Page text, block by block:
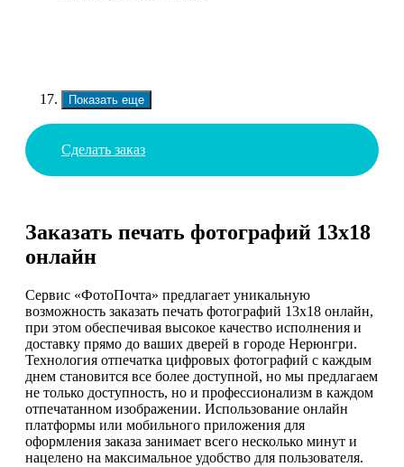
Показать еще
Сделать заказ
Заказать печать фотографий 13х18
онлайн
Сервис «ФотоПочта» предлагает уникальную
возможность заказать печать фотографий 13х18 онлайн,
при этом обеспечивая высокое качество исполнения и
доставку прямо до ваших дверей в городе Нерюнгри.
Технология отпечатка цифровых фотографий с каждым
днем становится все более доступной, но мы предлагаем
не только доступность, но и профессионализм в каждом
отпечатанном изображении. Использование онлайн
платформы или мобильного приложения для
оформления заказа занимает всего несколько минут и
нацелено на максимальное удобство для пользователя.